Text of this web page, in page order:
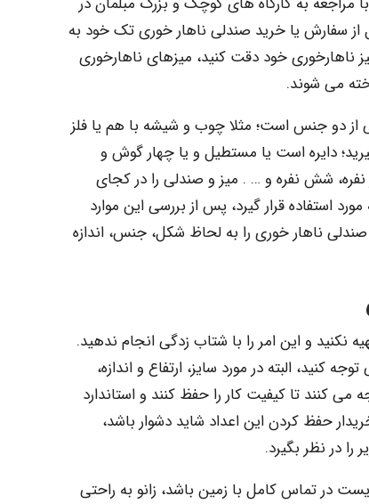
سفارش یا خرید صندلی ناهار خوری تک خود به
ناهارخوری خود دقت کنید، میزهای ناهارخوری
می شوند.
از دو جنس است؛ مثلا چوب و شیشه با هم یا فلز
دایره است یا مستطیل و یا چهار گوش و
نفره، شش نفره و … . میز و صندلی را در کجای
استفاده قرار گیرد، پس از بررسی این موارد
ناهار خوری را به لحاظ شکل، جنس، اندازه
نکنید و این امر را با شتاب زدگی انجام ندهید.
البته در مورد سایز، ارتفاع و اندازه،
می کنند تا کیفیت کار را حفظ کنند و استاندارد
حفظ کردن این اعداد شاید دشوار باشد،
در نظر بگیرد.
در تماس کامل با زمین باشد، زانو به راحتی